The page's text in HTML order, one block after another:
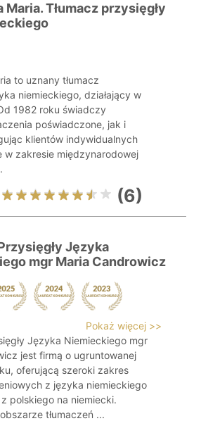
Maria. Tłumacz przysięgły
to uznany tłumacz
niemieckiego, działający w
1982 roku świadczy
poświadczone, jak i
klientów indywidualnych
w zakresie międzynarodowej
(6)
Języka
mgr Maria Candrowicz
Pokaż więcej >>
Języka Niemieckiego mgr
jest firmą o ugruntowanej
oferującą szeroki zakres
z języka niemieckiego
polskiego na niemiecki.
tłumaczeń ...